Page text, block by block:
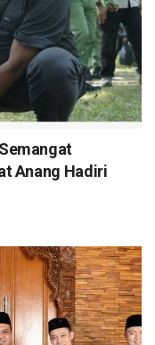
Anang Hadiri